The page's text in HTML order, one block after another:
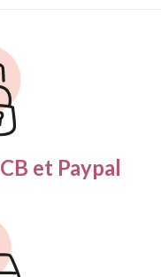
CB et Paypal